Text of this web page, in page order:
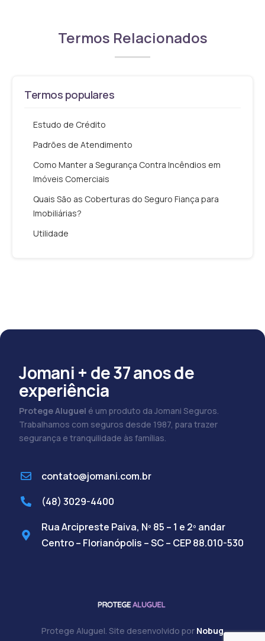
Termos Relacionados
Termos populares
Estudo de Crédito
Padrões de Atendimento
Como Manter a Segurança Contra Incêndios em
Imóveis Comerciais
Quais São as Coberturas do Seguro Fiança para
Imobiliárias?
Utilidade
Jomani + de 37 anos de
experiência
Protege Aluguel é um produto da Jomani Seguros.
Trabalhamos com seguros desde 1987, para trazer
segurança e tranquilidade às famílias.
contato@jomani.com.br
(48) 3029-4400
Rua Arcipreste Paiva, Nº 85 – 1 e 2º andar
Centro – Florianópolis – SC – CEP 88.010-530
Protege Aluguel. Site desenvolvido por Nobug